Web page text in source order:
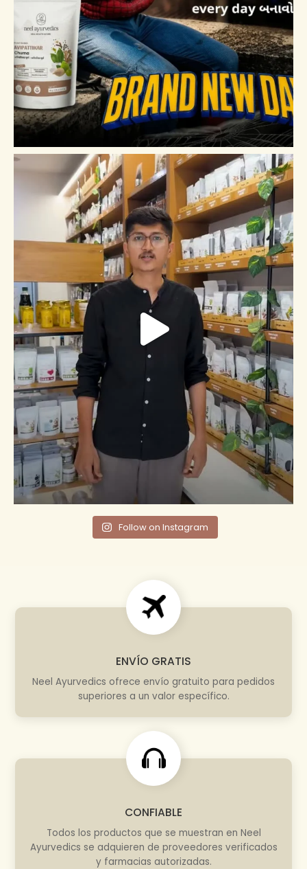
Follow on Instagram
ENVÍO GRATIS
Neel Ayurvedics ofrece envío gratuito para pedidos
superiores a un valor específico.
CONFIABLE
Todos los productos que se muestran en Neel
Ayurvedics se adquieren de proveedores verificados
y farmacias autorizadas.